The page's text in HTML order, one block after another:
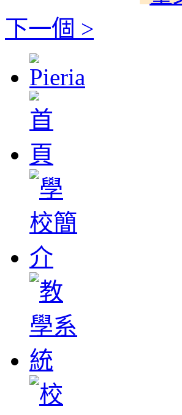
下一個 >